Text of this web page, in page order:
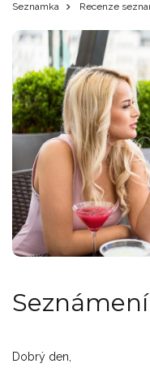
Seznamka Recenze
Dobrý den,